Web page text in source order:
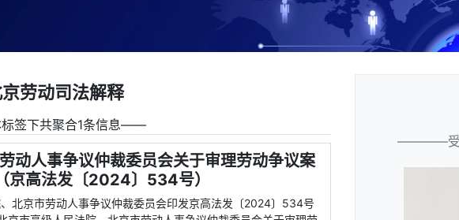
劳动司法解释
签下共聚合1条信息――
动人事争议仲裁委员会关于审理劳动争议案
京高法发〔2024〕534号）
北京市劳动人事争议仲裁委员会印发京高法发〔2024〕534号
————受